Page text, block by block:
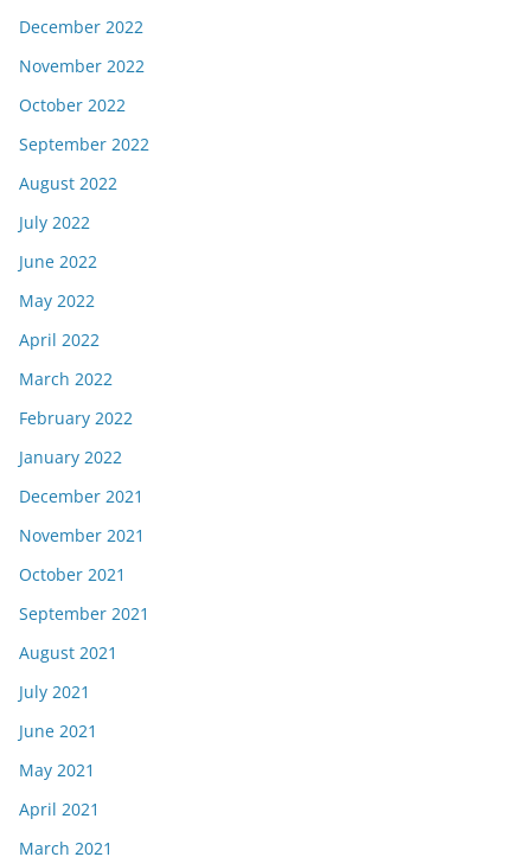
December 2022
November 2022
October 2022
September 2022
August 2022
July 2022
June 2022
May 2022
April 2022
March 2022
February 2022
January 2022
December 2021
November 2021
October 2021
September 2021
August 2021
July 2021
June 2021
May 2021
April 2021
March 2021